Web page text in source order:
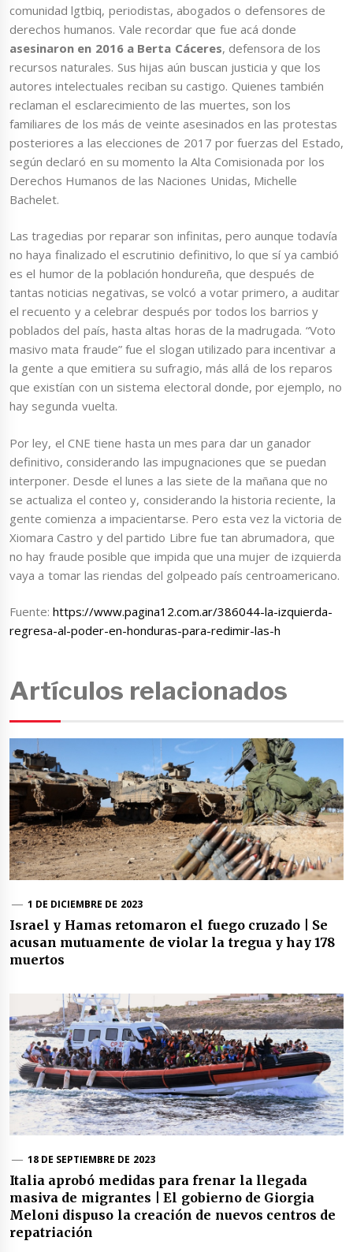
comunidad lgtbiq, periodistas, abogados o defensores de
derechos humanos. Vale recordar que fue acá donde
asesinaron en 2016 a Berta Cáceres, defensora de los
recursos naturales. Sus hijas aún buscan justicia y que los
autores intelectuales reciban su castigo. Quienes también
reclaman el esclarecimiento de las muertes, son los
familiares de los más de veinte asesinados en las protestas
posteriores a las elecciones de 2017 por fuerzas del Estado,
según declaró en su momento la Alta Comisionada por los
Derechos Humanos de las Naciones Unidas, Michelle
Bachelet.
Las tragedias por reparar son infinitas, pero aunque todavía
no haya finalizado el escrutinio definitivo, lo que sí ya cambió
es el humor de la población hondureña, que después de
tantas noticias negativas, se volcó a votar primero, a auditar
el recuento y a celebrar después por todos los barrios y
poblados del país, hasta altas horas de la madrugada. “Voto
masivo mata fraude” fue el slogan utilizado para incentivar a
la gente a que emitiera su sufragio, más allá de los reparos
que existían con un sistema electoral donde, por ejemplo, no
hay segunda vuelta.
Por ley, el CNE tiene hasta un mes para dar un ganador
definitivo, considerando las impugnaciones que se puedan
interponer. Desde el lunes a las siete de la mañana que no
se actualiza el conteo y, considerando la historia reciente, la
gente comienza a impacientarse. Pero esta vez la victoria de
Xiomara Castro y del partido Libre fue tan abrumadora, que
no hay fraude posible que impida que una mujer de izquierda
vaya a tomar las riendas del golpeado país centroamericano.
Fuente:https://www.pagina12.com.ar/386044-la-izquierda-
regresa-al-poder-en-honduras-para-redimir-las-h
Artículos relacionados
1 DE DICIEMBRE DE 2023
Israel y Hamas retomaron el fuego cruzado | Se
acusan mutuamente de violar la tregua y hay 178
muertos
18 DE SEPTIEMBRE DE 2023
Italia aprobó medidas para frenar la llegada
masiva de migrantes | El gobierno de Giorgia
Meloni dispuso la creación de nuevos centros de
repatriación